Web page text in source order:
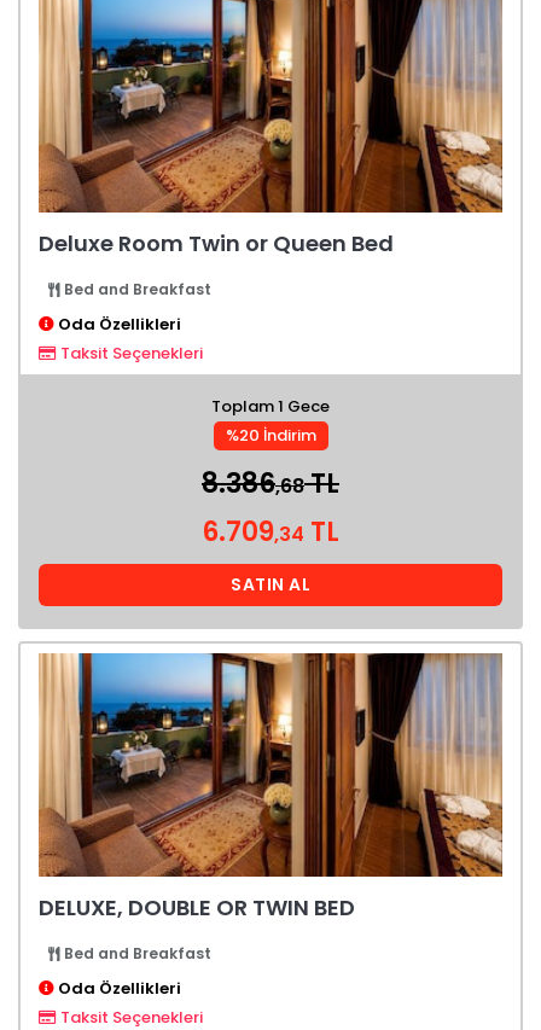
Deluxe Room Twin or Queen Bed
Bed and Breakfast
Oda Özellikleri
Taksit Seçenekleri
Toplam 1 Gece
%20 İndirim
8.386,68TL
6.709,34 TL
SATIN AL
DELUXE, DOUBLE OR TWIN BED
Bed and Breakfast
Oda Özellikleri
Taksit Seçenekleri